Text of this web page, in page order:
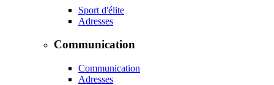
Sport d'élite
Adresses
Communication
Communication
Adresses